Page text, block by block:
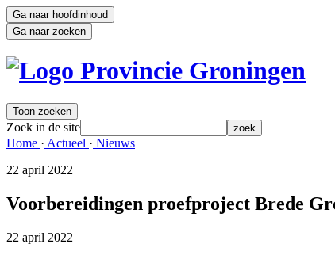
Ga naar hoofdinhoud
Ga naar zoeken
Toon zoeken
Zoek in de site zoek
Home · Actueel · Nieuws
22 april 2022
Voorbereidingen proefproject Brede
22 april 2022